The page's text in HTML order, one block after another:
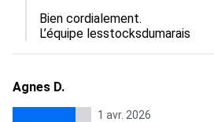
Bien cordialement.
L’équipe lesstocksdumarais
Agnes D.
1 avr. 2026